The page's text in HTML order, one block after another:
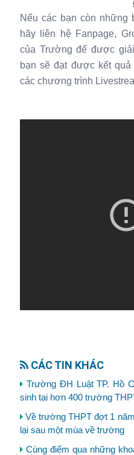
Nếu các bạn còn những
hãy liên hệ Fanpage,
của Trường để được
bạn sẽ đạt được kết
các chương trình
CÁC TIN KHÁC
Trường ĐH Luật TP. Hồ
sinh tại hơn 400 trường
Về trường THPT đợt 1
lại sau một mùa về trường
Cùng điểm qua những